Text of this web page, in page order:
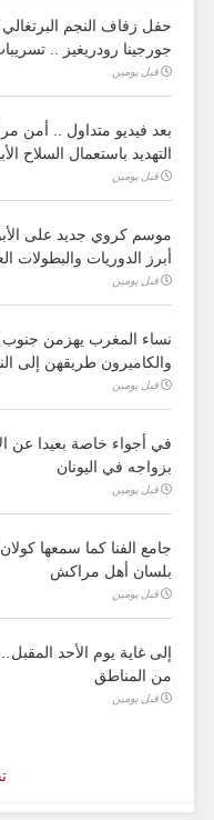
حفل زفاف النجم البرتغالي
جورجينا رودريغيز ..
قبل يومين
بعد فيديو متداول ..
التهديد باستعمال السلاح
قبل يومين
موسم كروي جديد على
أبرز الدوريات والبطولات
قبل يومين
نساء المغرب يهزمن جنوب
والكاميرون طريقهن إلى
قبل يومين
في أجواء خاصة بعيدا عن
بزواجه في اليونان
قبل يومين
بلسان أهل مراكش
قبل يومين
إلى غاية يوم الأحد
من المناطق
قبل يومين